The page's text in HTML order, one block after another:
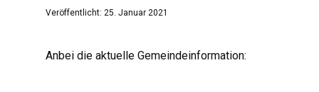
Veröffentlicht: 25. Januar 2021
Anbei die aktuelle Gemeindeinformation: